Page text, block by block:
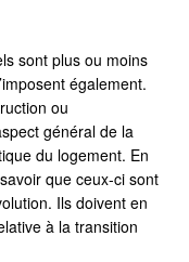
sont plus ou moins
également.
ou
général de la
du logement. En
que ceux-ci sont
Ils doivent en
à la transition